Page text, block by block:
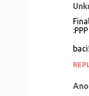
:PPP